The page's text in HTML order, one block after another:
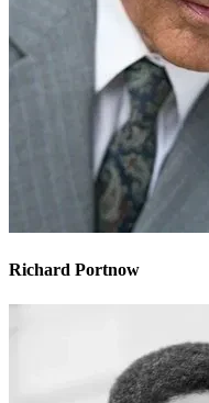
Richard Portnow